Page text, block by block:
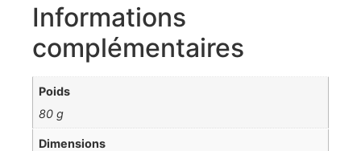
Informations
complémentaires
Poids
80 g
Dimensions